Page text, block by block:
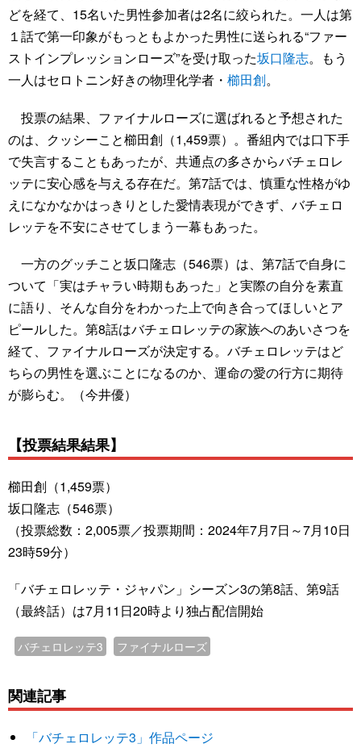
どを経て、15名いた男性参加者は2名に絞られた。一人は第
１話で第一印象がもっともよかった男性に送られる“ファー
ストインプレッションローズ”を受け取った坂口隆志。もう
一人はセロトニン好きの物理化学者・ 櫛田創。
投票の結果、ファイナルローズに選ばれると予想された
のは、クッシーこと櫛田創（1,459票）。番組内では口下手
で失言することもあったが、共通点の多さからバチェロレ
ッテに安心感を与える存在だ。第7話では、慎重な性格がゆ
えになかなかはっきりとした愛情表現ができず、バチェロ
レッテを不安にさせてしまう一幕もあった。
一方のグッチこと坂口隆志（546票）は、第7話で自身に
ついて「実はチャラい時期もあった」と実際の自分を素直
に語り、そんな自分をわかった上で向き合ってほしいとア
ピールした。第8話はバチェロレッテの家族へのあいさつを
経て、ファイナルローズが決定する。バチェロレッテはど
ちらの男性を選ぶことになるのか、運命の愛の行方に期待
が膨らむ。（今井優）
【投票結果結果】
櫛田創（1,459票）
坂口隆志（546票）
（投票総数：2,005票／投票期間：2024年7月7日～7月10日
23時59分）
「バチェロレッテ・ジャパン」シーズン3の第8話、第9話
（最終話）は7月11日20時より独占配信開始
バチェロレッテ3 ファイナルローズ
関連記事
「バチェロレッテ3」作品ページ